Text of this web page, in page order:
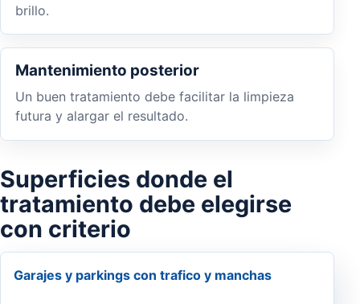
brillo.
Mantenimiento posterior
Un buen tratamiento debe facilitar la limpieza
futura y alargar el resultado.
Superficies donde el
tratamiento debe elegirse
con criterio
Garajes y parkings con trafico y manchas